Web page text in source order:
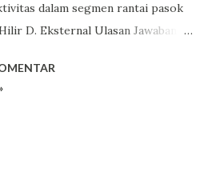
dalam segmen rantai pasok
D. Eksternal Ulasan Jawaban:
proses perencanaan, serta